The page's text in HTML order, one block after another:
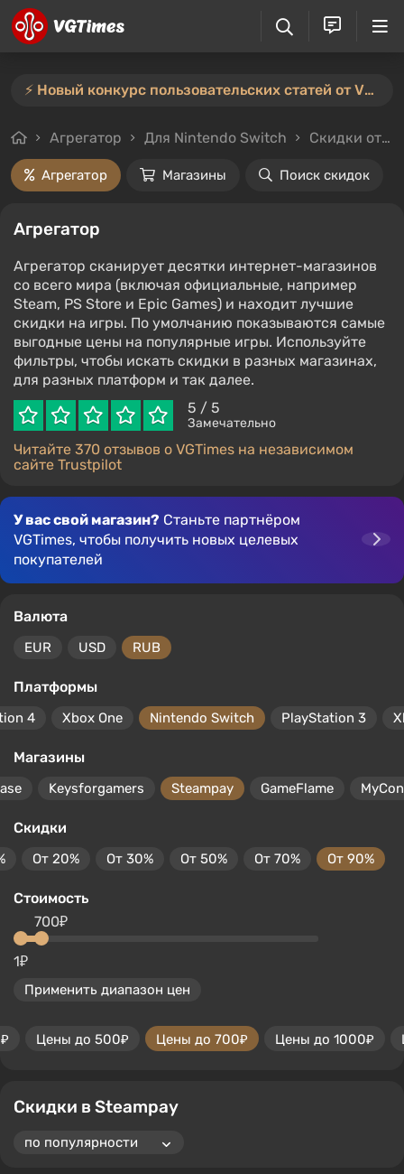
⚡️ Новый конкурс пользовательских статей от VGTimes — участвуйте тут ⚡️
Агрегатор Для Nintendo Switch Скидки от 90%
Агрегатор Магазины Поиск скидок
Агрегатор
Агрегатор сканирует десятки интернет-магазинов
со всего мира (включая официальные, например
Steam, PS Store и Epic Games) и находит лучшие
скидки на игры. По умолчанию показываются самые
выгодные цены на популярные игры. Используйте
фильтры, чтобы искать скидки в разных магазинах,
для разных платформ и так далее.
5 / 5
Замечательно
Читайте 370 отзывов о VGTimes на независимом
сайте Trustpilot
У вас свой магазин? Станьте партнёром
VGTimes, чтобы получить новых целевых
покупателей
Валюта
EUR USD RUB
Платформы
4 Xbox One Nintendo Switch PlayStation 3
Магазины
Keysforgamers Steampay GameFlame
Скидки
От 20% От 30% От 50% От 70% От 90%
Стоимость
1₽
700₽
Применить диапазон цен
Цены до 500₽ Цены до 700₽ Цены до 1000₽
Скидки в Steampay